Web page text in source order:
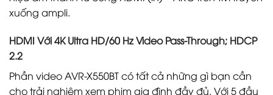
xuống ampli.
HDMI Với 4K Ultra HD/60 Hz Video Pass-Through; HDCP
2.2
Phần video AVR-X550BT có tất cả những gì bạn cần
cho trải nghiệm xem phim gia đình đầy đủ. Với 5 đầu